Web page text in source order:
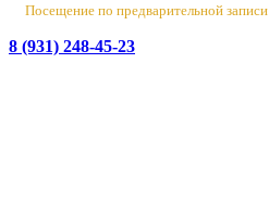
Посещение по предварительной записи
8 (931) 248-45-23